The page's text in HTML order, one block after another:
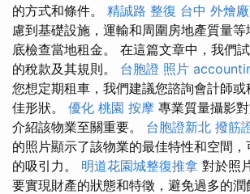
的方式和條件。 精誠路 整復 台中 外燴
慮到基礎設施，運輸和周圍房地產質量
底檢查當地租金。 在這篇文章中，我們
的稅款及其規則。 台胞證 照片
您想定期租車，我們建議您諮詢會計師
佳形狀。 優化 桃園 按摩 專業質量攝影
介紹該物業至關重要。 台胞證新北 撥筋
的照片顯示了該物業的最佳特性和空間
的吸引力。 明道花園城整復推拿 對於照
要實現財產的狀態和特徵，避免過多的潤